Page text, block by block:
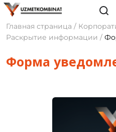
Главная страница /
Раскрытие информации /
Форма